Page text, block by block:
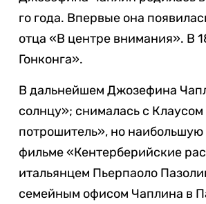
го года. Впервые она
отца «В центре внимания». В
Гонконга».
В дальнейшем Джозефина
солнцу»; снималась с
потрошитель», но наибольшую
фильме «Кентерберийские
итальянцем Пьерпаоло
семейным офисом Чаплина в